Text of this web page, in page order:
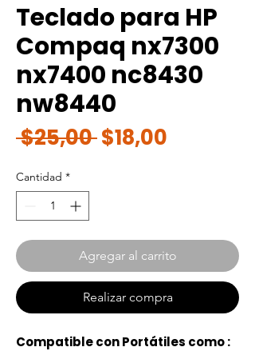
Teclado para HP
Compaq nx7300
nx7400 nc8430
nw8440
$25,00 Precio
$18,00
Cantidad *
Agregar al carrito
Realizar compra
Compatible con Portátiles como :